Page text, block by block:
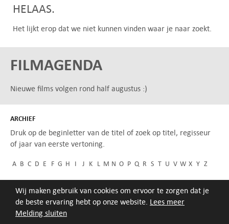
Melding sluiten
Wij maken gebruik van cookies om ervoor te zorgen dat je
de beste ervaring hebt op onze website. Lees meer
HELAAS.
Het lijkt erop dat we niet kunnen vinden waar je naar zoekt.
FILMAGENDA
Nieuwe films volgen rond half augustus :)
ARCHIEF
Druk op de beginletter van de titel of zoek op titel, regisseur
of jaar van eerste vertoning.
A B C D E F G H I J K L M N O P Q R S T U V W X Y Z